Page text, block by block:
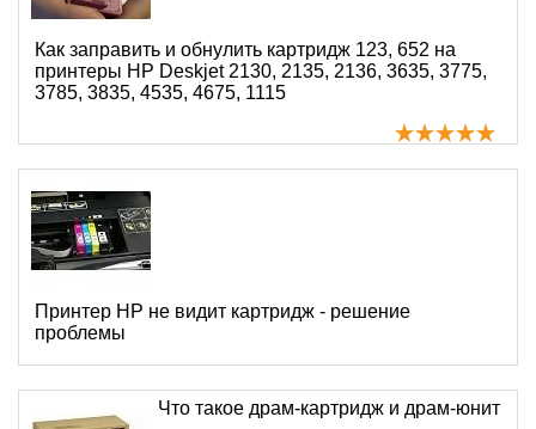
Как заправить и обнулить картридж 123, 652 на
принтеры HP Deskjet 2130, 2135, 2136, 3635, 3775,
3785, 3835, 4535, 4675, 1115
Принтер HP не видит картридж - решение
проблемы
Что такое драм-картридж и драм-юнит